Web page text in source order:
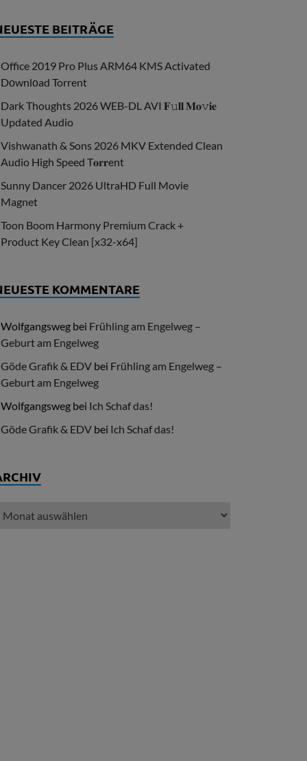
BEITRÄGE
Office 2019 Pro Plus ARM64 KMS Activated
Dоwnlоad Torrent
Dark Thoughts 2026 WEB-DL AVI 𝐅𝚞𝐥𝐥 𝐌𝐨𝚟𝐢𝐞
Updated Audio
Vishwanath & Sons 2026 MKV Extended Clean
Audio High Speed T𝐨𝐫𝐫ent
Sunny Dancer 2026 UltraHD Full Movie
Magnet
Toon Boom Harmony Premium Crack +
Product Key Clean [x32-x64]
KOMMENTARE
Wolfgangsweg bei Frühling am Engelweg –
Geburt am Engelweg
Göde Grafik & EDV bei Frühling am Engelweg –
Geburt am Engelweg
Wolfgangsweg bei Ich Schaf das!
Göde Grafik & EDV bei Ich Schaf das!